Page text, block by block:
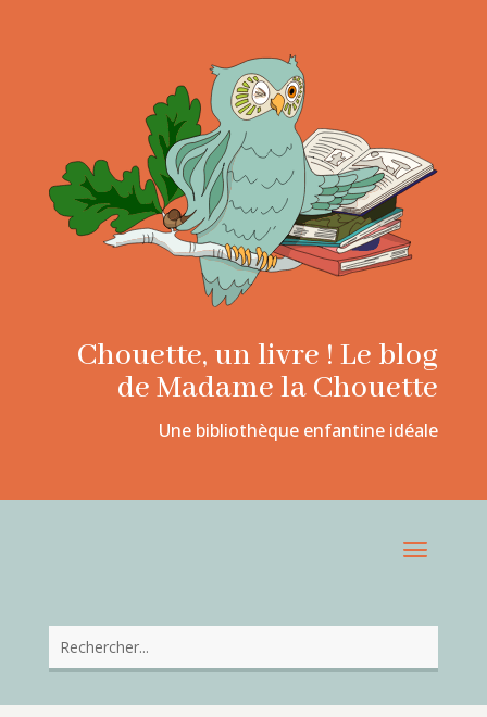
Chouette, un livre ! Le blog
de Madame la Chouette
Une bibliothèque enfantine idéale